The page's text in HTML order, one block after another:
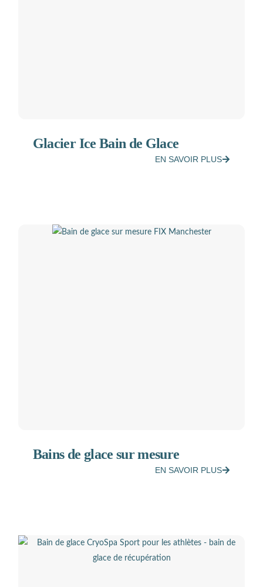
Glacier Ice Bain de Glace
EN SAVOIR PLUS
Bains de glace sur mesure
EN SAVOIR PLUS